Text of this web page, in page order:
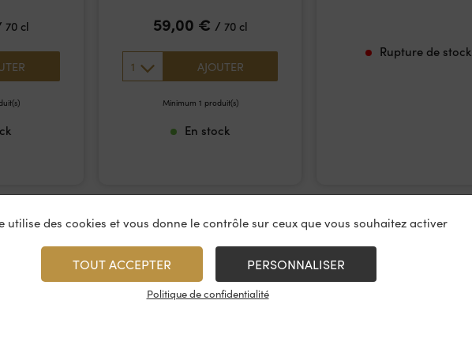
70 cl 59,00 € / 70 cl
1 AJOUTER
Minimum 1 produit(s)
En stock
Rupture de stock
utilise des cookies et vous donne le contrôle sur ceux que vous souhaitez activer
TOUT ACCEPTER PERSONNALISER
Politique de confidentialité